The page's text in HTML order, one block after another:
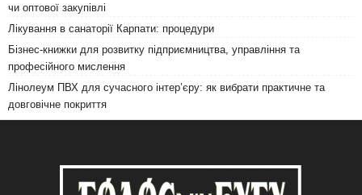
чи оптової закупівлі
Лікування в санаторії Карпати: процедури
Бізнес-книжки для розвитку підприємництва, управління та
професійного мислення
Лінолеум ПВХ для сучасного інтер’єру: як вибрати практичне та
довговічне покриття